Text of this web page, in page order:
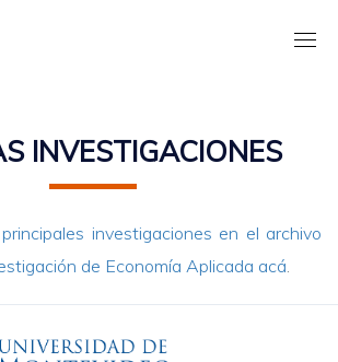
INVESTIGACIONES
investigaciones en el archivo
de Economía Aplicada acá.